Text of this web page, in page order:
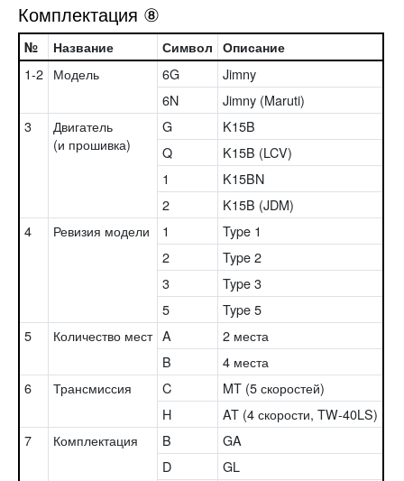
Комплектация ⑧
№ Название Символ Описание
1-2 Модель 6G
Jimny
6N
Jimny (Maruti)
3
Двигатель
(и прошивка)
G
K15B
Q
K15B (LCV)
1
K15BN
2
K15B (JDM)
4
Ревизия модели 1
Type 1
2
Type 2
3
Type 3
5
Type 5
5
Количество мест A
2 места
B
4 места
6
Трансмиссия C
MT (5 скоростей)
H
AT (4 скорости, TW-40LS)
7
Комплектация B
GA
D
GL